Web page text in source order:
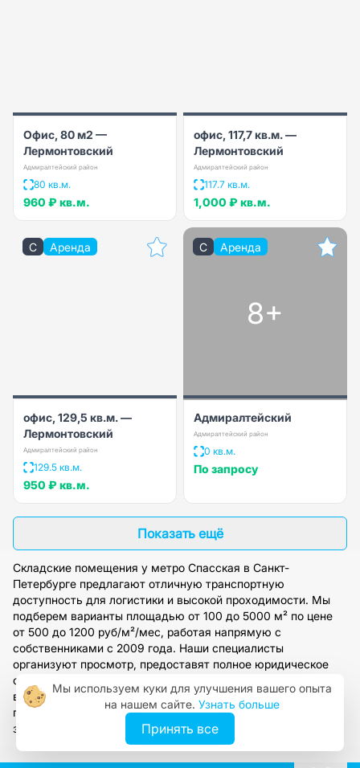
Офис, 80 м2 —
Лермонтовский
Адмиралтейский район
80 кв.м.
960 ₽ кв.м.
офис, 117,7 кв.м. —
Лермонтовский
Адмиралтейский район
117.7 кв.м.
1,000 ₽ кв.м.
C Аренда
офис, 129,5 кв.м. —
Лермонтовский
Адмиралтейский район
129.5 кв.м.
950 ₽ кв.м.
C Аренда
8+
Адмиралтейский
Адмиралтейский район
0 кв.м.
По запросу
Показать ещё
Складские помещения у метро Спасская в Санкт-
Петербурге предлагают отличную транспортную
доступность для логистики и высокой проходимости. Мы
подберем варианты площадью от 100 до 5000 м² по цене
от 500 до 1200 руб/м²/мес, работая напрямую с
собственниками с 2009 года. Наши специалисты
организуют просмотр, предоставят полное юридическое
сопровождение и помогут оформить договор аренды на
выгодных условиях. Оставьте заявку на сайте, чтобы
получить персональную консультацию и подбор под ваши
задачи.
Мы используем куки для улучшения вашего опыта
на нашем сайте. Узнать больше
Принять все